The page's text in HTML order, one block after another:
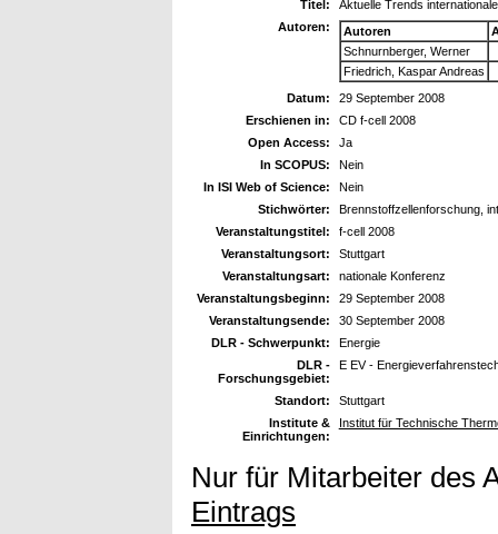
Titel:
Aktuelle Trends
Autoren:
Autoren
Schnurnberger, Werner
Friedrich, Kaspar Andreas
Datum:
29 September 2008
Erschienen in:
CD f-cell 2008
Open Access:
Ja
In SCOPUS:
Nein
In ISI Web of Science:
Nein
Stichwörter:
Brennstoffzellenforschung,
Veranstaltungstitel:
f-cell 2008
Veranstaltungsort:
Stuttgart
Veranstaltungsart:
nationale Konferenz
Veranstaltungsbeginn:
29 September 2008
Veranstaltungsende:
30 September 2008
DLR - Schwerpunkt:
Energie
DLR -
Forschungsgebiet:
E EV -
Standort:
Stuttgart
Institute &
Einrichtungen:
Institut für Technische
Nur für Mitarbeiter des
Eintrags